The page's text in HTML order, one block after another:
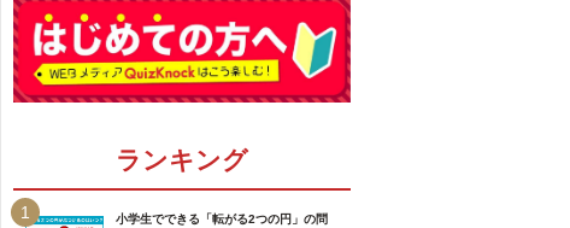
ランキング
1
小学生でできる「転がる2つの円」の問